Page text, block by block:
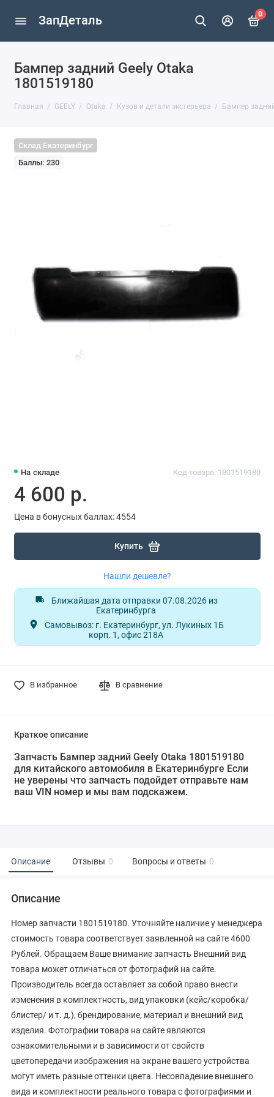
ЗапДеталь 0
Бампер задний Geely Otaka
1801519180
Главная GEELY Otaka Кузов и детали экстерьера Бампер
Склад Екатеринбург
Баллы: 230
На складе Код товара: 1801519180
4 600 р.
Цена в бонусных баллах: 4554
Купить
Нашли дешевле?
Ближайшая дата отправки 07.08.2026 из
Екатеринбурга
Самовывоз: г. Екатеринбург, ул. Лукиных 1Б
корп. 1, офис 218А
В избранное В сравнение
Краткое описание
Запчасть Бампер задний Geely Otaka 1801519180
для китайского автомобиля в Екатеринбурге Если
не уверены что запчасть подойдет отправьте нам
ваш VIN номер и мы вам подскажем.
Описание Отзывы 0 Вопросы и ответы 0
Описание
Номер запчасти 1801519180. Уточняйте наличие у менеджера
стоимость товара соответствует заявленной на сайте 4600
Рублей. Обращаем Ваше внимание запчасть Внешний вид
товара может отличаться от фотографий на сайте.
Производитель всегда оставляет за собой право внести
изменения в комплектность, вид упаковки (кейс/коробка/
блистер/ и т. д.), брендирование, материал и внешний вид
изделия. Фотографии товара на сайте являются
ознакомительными и в зависимости от свойств
цветопередачи изображения на экране вашего устройства
могут иметь разные оттенки цвета. Несовпадение внешнего
вида и комплектности реального товара с фотографиями и